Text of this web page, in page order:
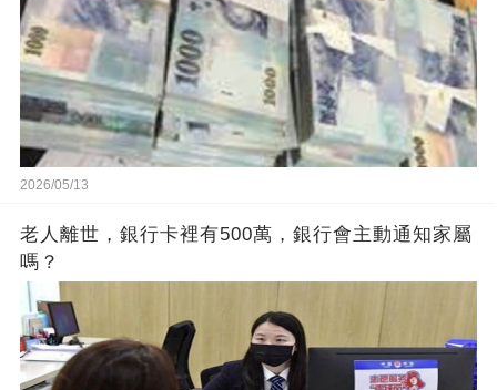
2026/05/13
老人離世，銀行卡裡有500萬，銀行會主動通知家屬
嗎？